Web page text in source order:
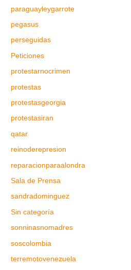
paraguayleygarrote
pegasus
perseguidas
Peticiones
protestarnocrimen
protestas
protestasgeorgia
protestasiran
qatar
reinoderepresion
reparacionparaalondra
Sala de Prensa
sandradominguez
Sin categoría
sonninasnomadres
soscolombia
terremotovenezuela